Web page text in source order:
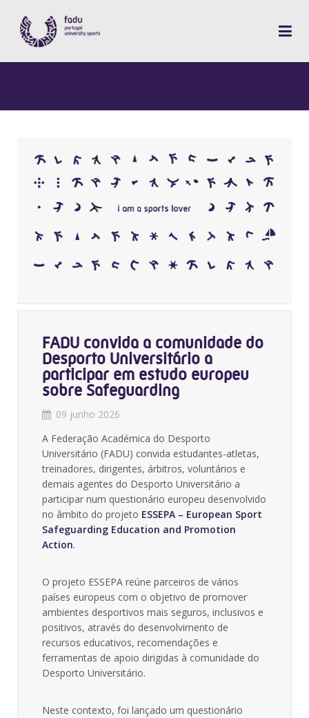
FADU convida a comunidade do
Desporto Universitário a
participar em estudo europeu
sobre Safeguarding
09 junho 2026
A Federação Académica do Desporto
Universitário (FADU) convida estudantes-atletas,
treinadores, dirigentes, árbitros, voluntários e
demais agentes do Desporto Universitário a
participar num questionário europeu desenvolvido
no âmbito do projeto ESSEPA – European Sport
Safeguarding Education and Promotion
Action.
O projeto ESSEPA reúne parceiros de vários
países europeus com o objetivo de promover
ambientes desportivos mais seguros, inclusivos e
positivos, através do desenvolvimento de
recursos educativos, recomendações e
ferramentas de apoio dirigidas à comunidade do
Desporto Universitário.
Neste contexto, foi lançado um questionário